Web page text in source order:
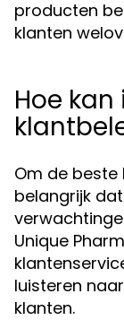
producten
klanten
Hoe
Om de beste
belangrijk
Unique
luisteren
klanten.